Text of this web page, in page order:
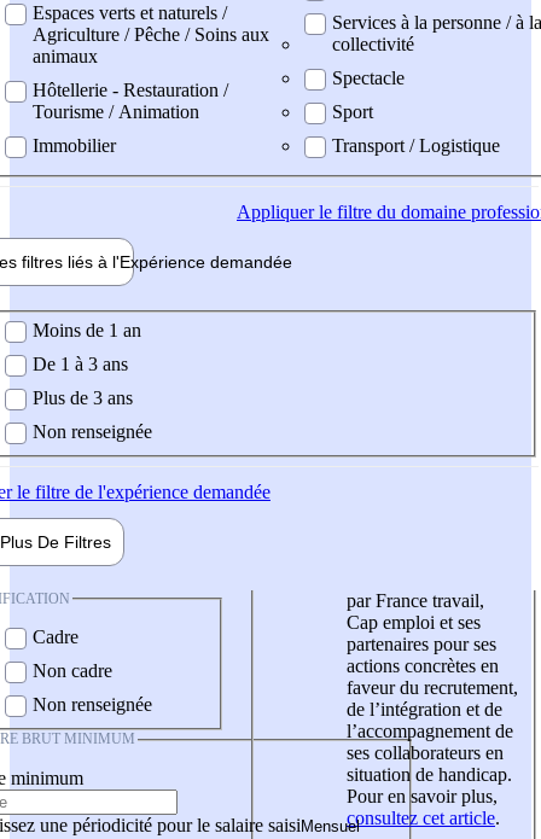
Espaces verts et naturels /
Agriculture / Pêche / Soins aux
animaux
Hôtellerie - Restauration /
Tourisme / Animation
Immobilier
Services à la personne / à la
collectivité
Spectacle
Sport
Transport / Logistique
Appliquerle filtre du domaine
filtres liés à l'Expérience demandée
demandée
Moins de 1 an
De 1 à 3 ans
Plus de 3 ans
Non renseignée
le filtre de l'expérience demandée
Plus De Filtres
Cadre
Non cadre
Non renseignée
BRUT MINIMUM
minimum
une périodicité pour le salaire saisi
par France travail,
Cap emploi et ses
partenaires pour ses
actions concrètes en
faveur du recrutement,
de l’intégration et de
l’accompagnement de
ses collaborateurs en
situation de handicap.
Pour en savoir plus,
consultez cet article.